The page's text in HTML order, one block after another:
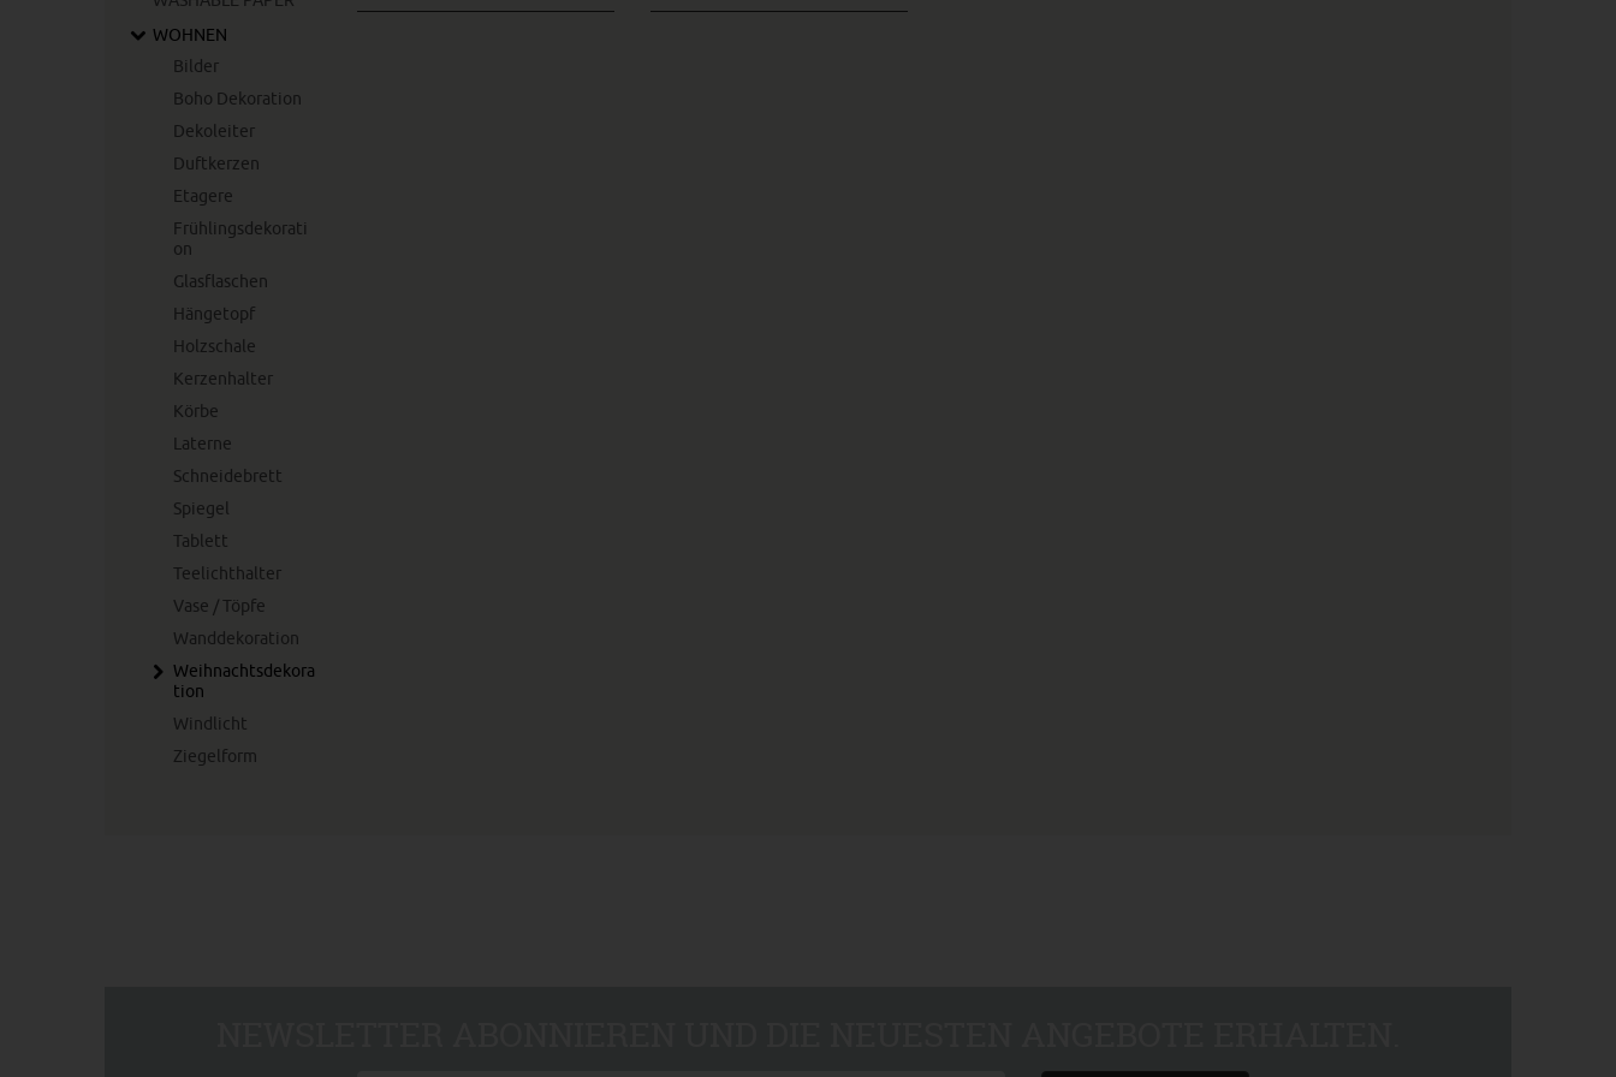
WOHNEN
Bilder
Boho Dekoration
Dekoleiter
Duftkerzen
Etagere
Frühlingsdekorati
on
Glasflaschen
Hängetopf
Holzschale
Kerzenhalter
Körbe
Laterne
Schneidebrett
Spiegel
Tablett
Teelichthalter
Vase / Töpfe
Wanddekoration
Weihnachtsdekora
tion
Windlicht
Ziegelform